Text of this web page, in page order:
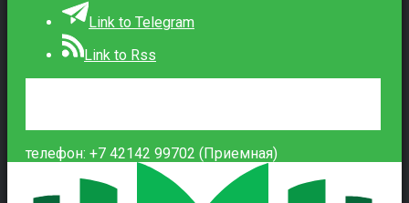
Link to Telegram
Link to Rss
телефон: +7 42142 99702 (Приемная)